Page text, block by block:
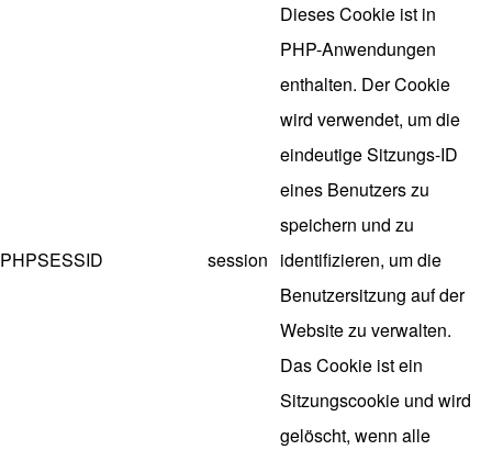
PHPSESSID session
Dieses Cookie ist in
PHP-Anwendungen
enthalten. Der Cookie
wird verwendet, um die
eindeutige Sitzungs-ID
eines Benutzers zu
speichern und zu
identifizieren, um die
Benutzersitzung auf der
Website zu verwalten.
Das Cookie ist ein
Sitzungscookie und wird
gelöscht, wenn alle